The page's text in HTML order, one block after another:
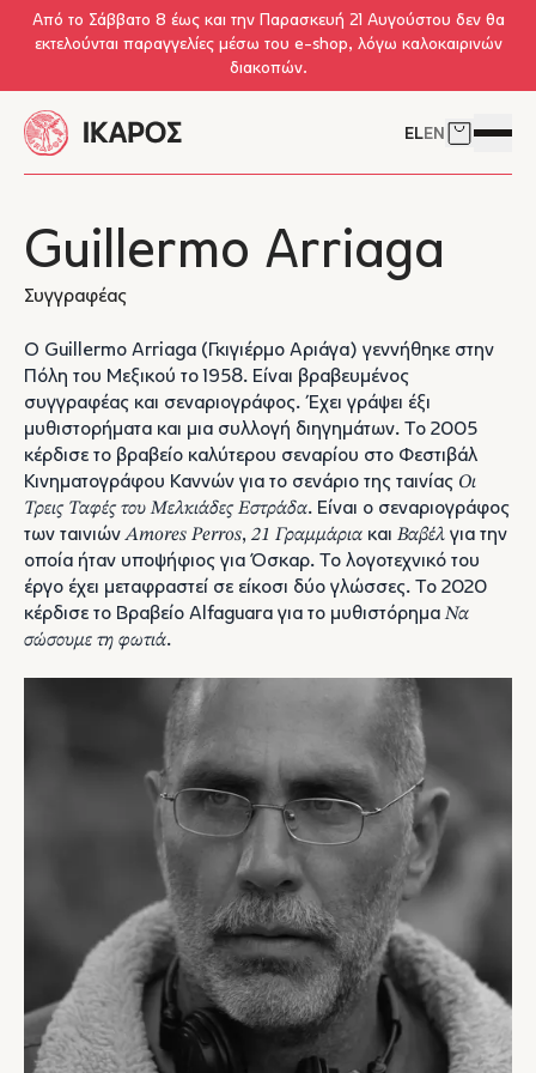
Skip to main content
Από το Σάββατο 8 έως και την Παρασκευή 21 Αυγούστου δεν θα
εκτελούνται παραγγελίες μέσω του e-shop, λόγω καλοκαιρινών
διακοπών.
ELEN Δείτε το
Guillermo Arriaga
Συγγραφέας
Ο Guillermo Arriaga (Γκιγιέρμο Αριάγα) γεννήθηκε στην
Πόλη του Μεξικού το 1958. Είναι βραβευμένος
συγγραφέας και σεναριογράφος. Έχει γράψει έξι
μυθιστορήματα και μια συλλογή διηγημάτων. Το 2005
κέρδισε το βραβείο καλύτερου σεναρίου στο Φεστιβάλ
Κινηματογράφου Καννών για το σενάριο της ταινίας Οι
Τρεις Ταφές του Μελκιάδες Εστράδα. Είναι ο σεναριογράφος
των ταινιώνAmores Perros, 21 Γραμμάρια και Βαβέλ για την
οποία ήταν υποψήφιος για Όσκαρ. Το λογοτεχνικό του
έργο έχει μεταφραστεί σε είκοσι δύο γλώσσες. Το 2020
κέρδισε το Βραβείο Alfaguara για το μυθιστόρημαΝα
σώσουμε τη φωτιά.